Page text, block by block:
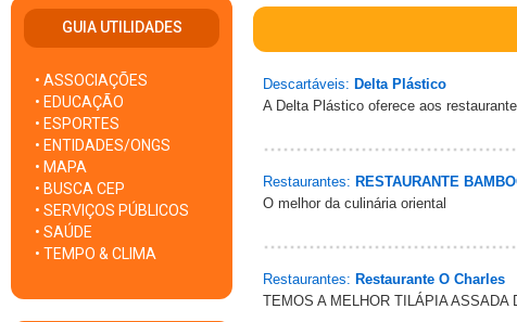
GUIA UTILIDADES
• ASSOCIAÇÕES
• EDUCAÇÃO
• ESPORTES
• ENTIDADES/ONGS
• MAPA
• BUSCA CEP
• SERVIÇOS PÚBLICOS
• SAÚDE
• TEMPO & CLIMA
Descartáveis: Delta Plástico
A Delta Plástico oferece aos
Restaurantes: RESTAURANTE
O melhor da culinária oriental
Restaurantes: Restaurante O Charles
TEMOS A MELHOR TILÁPIA